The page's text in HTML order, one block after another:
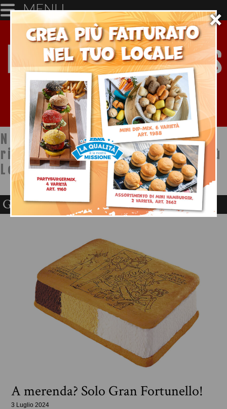
×
MENU
Notizie dal mondo della
ristorazione a cura di Ristopiù
Lombardia SpA
Gran Fortunello Motta
A merenda? Solo Gran Fortunello!
3 Luglio 2024